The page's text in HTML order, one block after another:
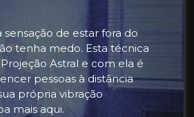
sensação de estar fora do
tenha medo. Esta técnica
Astral e com ela é
pessoas à distância
própria vibração
mais aqui.